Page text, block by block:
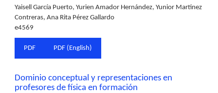
Yaisell García Puerto, Yurien Amador Hernández, Yunior Martinez
Contreras, Ana Rita Pérez Gallardo
e4569
PDF PDF (English)
Dominio conceptual y representaciones en
profesores de física en formación